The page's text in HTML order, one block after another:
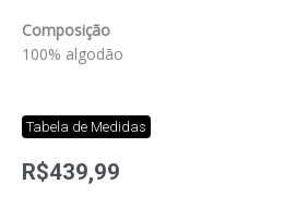
Composição
100% algodão
Tabela de Medidas
R$439,99